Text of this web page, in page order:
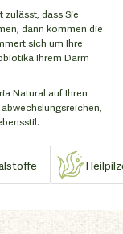
dass Sie
dann kommen die
sich um Ihre
Ihrem Darm
Natural auf Ihren